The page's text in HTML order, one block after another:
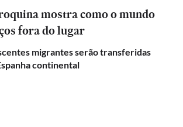
mostra como o mundo
fora do lugar
migrantes serão transferidas
continental